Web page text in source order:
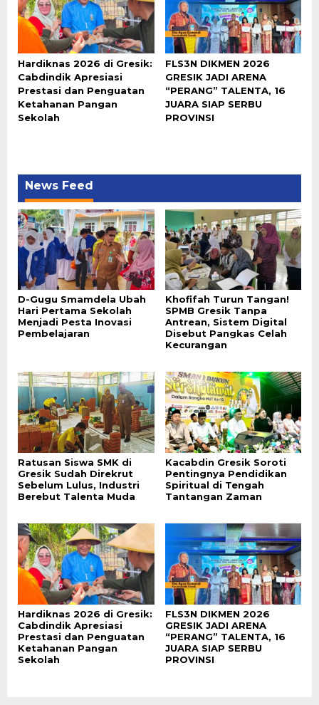
Hardiknas 2026 di Gresik:
Cabdindik Apresiasi
Prestasi dan Penguatan
Ketahanan Pangan
Sekolah
FLS3N DIKMEN 2026
GRESIK JADI ARENA
“PERANG” TALENTA, 16
JUARA SIAP SERBU
PROVINSI
News Feed
D-Gugu Smamdela Ubah
Hari Pertama Sekolah
Menjadi Pesta Inovasi
Pembelajaran
Khofifah Turun Tangan!
SPMB Gresik Tanpa
Antrean, Sistem Digital
Disebut Pangkas Celah
Kecurangan
Ratusan Siswa SMK di
Gresik Sudah Direkrut
Sebelum Lulus, Industri
Berebut Talenta Muda
Kacabdin Gresik Soroti
Pentingnya Pendidikan
Spiritual di Tengah
Tantangan Zaman
Hardiknas 2026 di Gresik:
Cabdindik Apresiasi
Prestasi dan Penguatan
Ketahanan Pangan
Sekolah
FLS3N DIKMEN 2026
GRESIK JADI ARENA
“PERANG” TALENTA, 16
JUARA SIAP SERBU
PROVINSI